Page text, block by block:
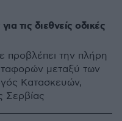
τις διεθνείς οδικές
την πλήρη
μεταξύ των
Κατασκευών,
Σερβίας